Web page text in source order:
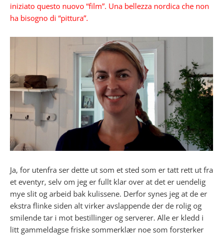
iniziato questo nuovo “film”. Una bellezza nordica che non
ha bisogno di “pittura”.
Ja, for utenfra ser dette ut som et sted som er tatt rett ut fra
et eventyr, selv om jeg er fullt klar over at det er uendelig
mye slit og arbeid bak kulissene. Derfor synes jeg at de er
ekstra flinke siden alt virker avslappende der de rolig og
smilende tar i mot bestillinger og serverer. Alle er kledd i
litt gammeldagse friske sommerklær noe som forsterker